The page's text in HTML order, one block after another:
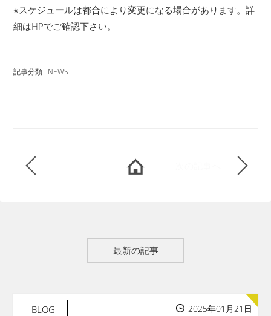
※スケジュールは都合により変更になる場合があります。詳
細はHPでご確認下さい。
記事分類 : NEWS
最新の記事
BLOG 2025年01月21日